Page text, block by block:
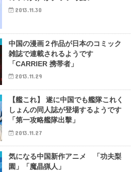
2013.11.30
中国の漫画２作品が日本のコミック
雑誌で連載されるようです
「CARRIER 携帯者」
2013.11.29
【艦これ】 遂に中国でも艦隊これく
しょんの同人誌が登場するようです
「第一攻略艦隊出擊」
2013.11.27
気になる中国新作アニメ 「功夫梨
園」「魔晶猟人」